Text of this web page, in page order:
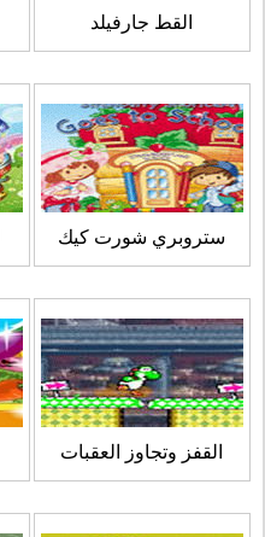
القط جارفيلد
ستروبري شورت كيك
القفز وتجاوز العقبات